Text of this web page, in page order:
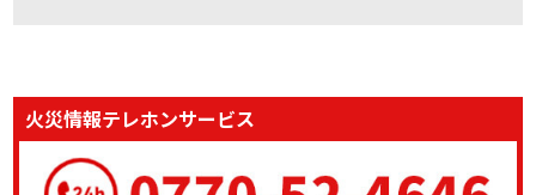
火災情報テレホンサービス